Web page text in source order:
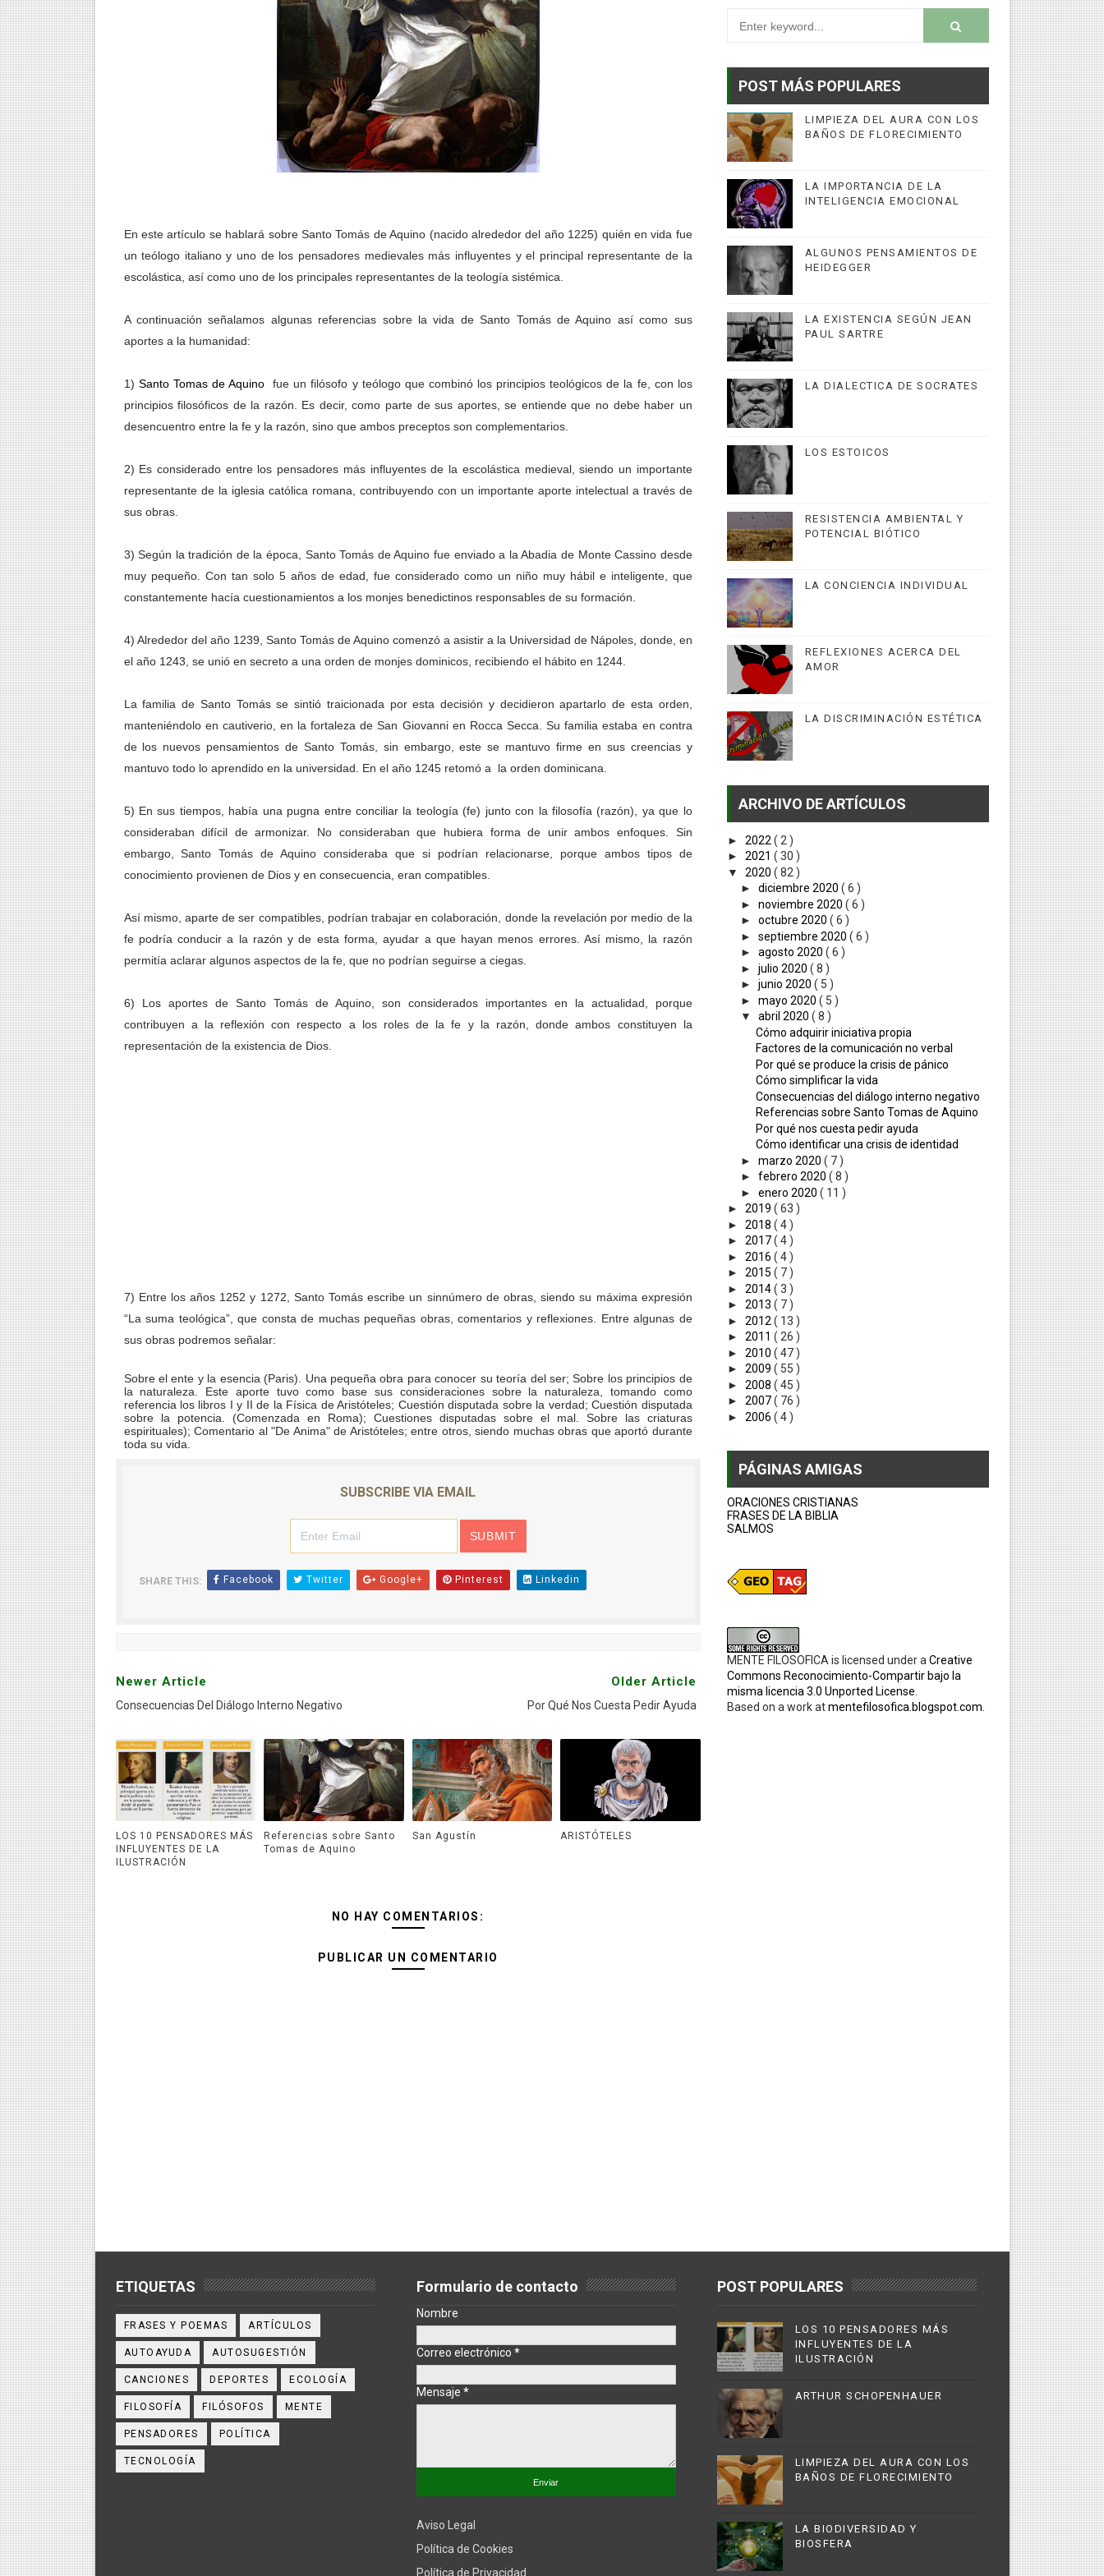
LA RIQUEZA MENTAL Y SU CORRELACIÓN CON EL MUNDO
DIFERENCIAS ENTRE EL PENSAMIENTO ORIENTAL Y OCCIDENTAL
ESTRATEGIAS PARA AGILIZAR EL APRENDIZAJE
FUNCIÓN DEL ECOMUSEO
¿CÓMO FUNCIONA LA MENTE INCONSCIENTE?
¿CÓMO ALCANZAR LA VERDADERA PAZ?
¿CÓMO FUNCIONA LA MENTE DE UN GENIO?
¿QUÉ TAN PODEROSA ES LA MENTE?
IMPORTANCIA DEL EQUILIBRIO ENTRE CUERPO Y MENTE
AVANCES IMPORTANTES EN LA CIENCIA DENTRO DEL SIGLO XXI
RELAJAR LA MENTE CON MEDITACION
AVANCES DE LA FÍSICA CONTEMPORÉANEA
En este artículo se hablará sobre Santo Tomás de Aquino (nacido alrededor del año 1225) quién en vida fue
un teólogo italiano y uno de los pensadores medievales más influyentes y el principal representante de la
escolástica, así como uno de los principales representantes de la teología sistémica.
A continuación señalamos algunas referencias sobre la vida de Santo Tomás de Aquino así como sus
aportes a la humanidad:
1) Santo Tomas de Aquino
fue un filósofo y teólogo que combinó los principios teológicos de la fe, con los
principios filosóficos de la razón. Es decir, como parte de sus aportes, se entiende que no debe haber un
desencuentro entre la fe y la razón, sino que ambos preceptos son complementarios.
2) Es considerado entre los pensadores más influyentes de la escolástica medieval, siendo un importante
representante de la iglesia católica romana, contribuyendo con un importante aporte intelectual a través de
sus obras.
3) Según la tradición de la época, Santo Tomás de Aquino fue enviado a la Abadia de Monte Cassino desde
muy pequeño. Con tan solo 5 años de edad, fue considerado como un niño muy hábil e inteligente, que
constantemente hacía cuestionamientos a los monjes benedictinos responsables de su formación.
4) Alrededor del año 1239, Santo Tomás de Aquino comenzó a asistir a la Universidad de Nápoles, donde, en
el año 1243, se unió en secreto a una orden de monjes dominicos, recibiendo el hábito en 1244.
La familia de Santo Tomás se sintió traicionada por esta decisión y decidieron apartarlo de esta orden,
manteniéndolo en cautiverio, en la fortaleza de San Giovanni en Rocca Secca. Su familia estaba en contra
de los nuevos pensamientos de Santo Tomás, sin embargo, este se mantuvo firme en sus creencias y
mantuvo todo lo aprendido en la universidad. En el año 1245 retomó a la orden dominicana.
5) En sus tiempos, había una pugna entre conciliar la teología (fe) junto con la filosofía (razón), ya que lo
consideraban difícil de armonizar. No consideraban que hubiera forma de unir ambos enfoques. Sin
embargo, Santo Tomás de Aquino consideraba que si podrían relacionarse, porque ambos tipos de
conocimiento provienen de Dios y en consecuencia, eran compatibles.
Así mismo, aparte de ser compatibles, podrían trabajar en colaboración, donde la revelación por medio de la
fe podría conducir a la razón y de esta forma, ayudar a que hayan menos errores. Así mismo, la razón
permitía aclarar algunos aspectos de la fe, que no podrían seguirse a ciegas.
6) Los aportes de Santo Tomás de Aquino, son considerados importantes en la actualidad, porque
contribuyen a la reflexión con respecto a los roles de la fe y la razón, donde ambos constituyen la
representación de la existencia de Dios.
7) Entre los años 1252 y 1272, Santo Tomás escribe un sinnúmero de obras, siendo su máxima expresión
“La suma teológica”, que consta de muchas pequeñas obras, comentarios y reflexiones. Entre algunas de
sus obras podremos señalar:
Sobre el ente y la esencia (Paris). Una pequeña obra para conocer su teoría del ser; Sobre los principios de
la naturaleza. Este aporte tuvo como base sus consideraciones sobre la naturaleza, tomando como
referencia los libros I y II de la Física de Aristóteles; Cuestión disputada sobre la verdad; Cuestión disputada
sobre la potencia. (Comenzada en Roma); Cuestiones disputadas sobre el mal. Sobre las criaturas
espirituales); Comentario al "De Anima" de Aristóteles; entre otros, siendo muchas obras que aportó durante
toda su vida.
SUBSCRIBE VIA EMAIL
SHARE THIS: Facebook Twitter Google+ Pinterest Linkedin
Newer Article
Consecuencias Del Diálogo Interno Negativo
Older Article
Por Qué Nos Cuesta Pedir Ayuda
LOS 10 PENSADORES MÁS
INFLUYENTES DE LA
ILUSTRACIÓN
Referencias sobre Santo
Tomas de Aquino
San Agustín ARISTÓTELES
NO HAY COMENTARIOS:
PUBLICAR UN COMENTARIO
POST MÁS POPULARES
LIMPIEZA DEL AURA CON LOS
BAÑOS DE FLORECIMIENTO
LA IMPORTANCIA DE LA
INTELIGENCIA EMOCIONAL
ALGUNOS PENSAMIENTOS DE
HEIDEGGER
LA EXISTENCIA SEGÚN JEAN
PAUL SARTRE
LA DIALECTICA DE SOCRATES
LOS ESTOICOS
RESISTENCIA AMBIENTAL Y
POTENCIAL BIÓTICO
LA CONCIENCIA INDIVIDUAL
REFLEXIONES ACERCA DEL
AMOR
LA DISCRIMINACIÓN ESTÉTICA
ARCHIVO DE ARTÍCULOS
► 2022 ( 2 )
► 2021 ( 30 )
▼ 2020 ( 82 )
►diciembre 2020( 6 )
►noviembre 2020( 6 )
►octubre 2020( 6 )
►septiembre 2020( 6 )
►agosto 2020( 6 )
►julio 2020( 8 )
►junio 2020( 5 )
►mayo 2020( 5 )
▼abril 2020( 8 )
Cómo adquirir iniciativa propia
Factores de la comunicación no verbal
Por qué se produce la crisis de pánico
Cómo simplificar la vida
Consecuencias del diálogo interno negativo
Referencias sobre Santo Tomas de Aquino
Por qué nos cuesta pedir ayuda
Cómo identificar una crisis de identidad
►marzo 2020( 7 )
►febrero 2020( 8 )
►enero 2020( 11 )
► 2019 ( 63 )
► 2018 ( 4 )
► 2017( 4 )
► 2016 ( 4 )
► 2015 ( 7 )
► 2014( 3 )
► 2013 ( 7 )
► 2012 ( 13 )
► 2011 ( 26 )
► 2010 ( 47 )
► 2009 ( 55 )
► 2008 ( 45 )
► 2007( 76 )
► 2006 ( 4 )
PÁGINAS AMIGAS
ORACIONES CRISTIANAS
FRASES DE LA BIBLIA
SALMOS
MENTE FILOSOFICA is licensed under a Creative
Commons Reconocimiento-Compartir bajo la
misma licencia 3.0 Unported License
Based on a work atmentefilosofica.blogspot.com
ETIQUETAS
FRASES Y POEMAS ARTÍCULOS
AUTOAYUDA AUTOSUGESTIÓN
CANCIONES DEPORTES ECOLOGÍA
FILOSOFÍA FILÓSOFOS MENTE
PENSADORES POLÍTICA
TECNOLOGÍA
Formulario de contacto
Nombre
Correo electrónico *
Mensaje *
Aviso Legal
Política de Cookies
Política de Privacidad
POST POPULARES
LOS 10 PENSADORES MÁS
INFLUYENTES DE LA
ILUSTRACIÓN
ARTHUR SCHOPENHAUER
LIMPIEZA DEL AURA CON LOS
BAÑOS DE FLORECIMIENTO
LA BIODIVERSIDAD Y
BIOSFERA